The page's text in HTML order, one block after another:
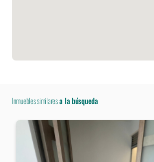
Inmuebles similaresa la búsqueda